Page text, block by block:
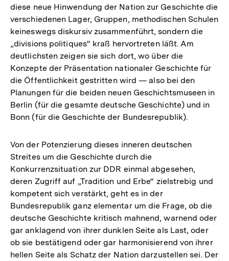
diese neue Hinwendung der Nation zur Geschichte die
verschiedenen Lager, Gruppen, methodischen Schulen
keineswegs diskursiv zusammenführt, sondern die
„divisions politiques“ kraß hervortreten läßt. Am
deutlichsten zeigen sie sich dort, wo über die
Konzepte der Präsentation nationaler Geschichte für
die Öffentlichkeit gestritten wird — also bei den
Planungen für die beiden neuen Geschichtsmuseen in
Berlin (für die gesamte deutsche Geschichte) und in
Bonn (für die Geschichte der Bundesrepublik).
Von der Potenzierung dieses inneren deutschen
Streites um die Geschichte durch die
Konkurrenzsituation zur DDR einmal abgesehen,
deren Zugriff auf „Tradition und Erbe“ zielstrebig und
kompetent sich verstärkt, geht es in der
Bundesrepublik ganz elementar um die Frage, ob die
deutsche Geschichte kritisch mahnend, warnend oder
gar anklagend von ihrer dunklen Seite als Last, oder
ob sie bestätigend oder gar harmonisierend von ihrer
hellen Seite als Schatz der Nation darzustellen sei. Der